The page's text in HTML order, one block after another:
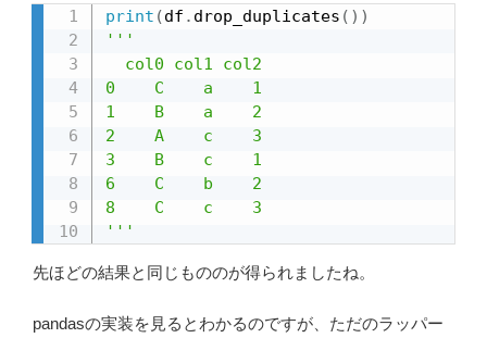
print (df . drop_duplicates ( ) )
'''
  col0 col1 col2
0    C    a    1
1    B    a    2
2    A    c    3
3    B    c    1
6    C    b    2
8    C    c    3
'''
先ほどの結果と同じもののが得られましたね。
pandasの実装を見るとわかるのですが、ただのラッパー